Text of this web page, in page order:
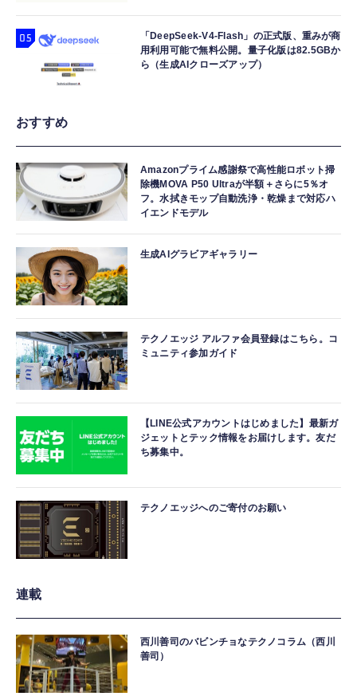
「DeepSeek-V4-Flash」の正式版、重みが商
用利用可能で無料公開。量子化版は82.5GBか
ら（生成AIクローズアップ）
おすすめ
Amazonプライム感謝祭で高性能ロボット掃
除機MOVA P50 Ultraが半額＋さらに5％オ
フ。水拭きモップ自動洗浄・乾燥まで対応ハ
イエンドモデル
生成AIグラビアギャラリー
テクノエッジ アルファ会員登録はこちら。コ
ミュニティ参加ガイド
【LINE公式アカウントはじめました】最新ガ
ジェットとテック情報をお届けします。友だ
ち募集中。
テクノエッジへのご寄付のお願い
連載
西川善司のバビンチョなテクノコラム（西川
善司）